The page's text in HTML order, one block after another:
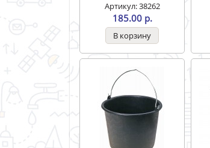
Артикул: 38262
185.00 р.